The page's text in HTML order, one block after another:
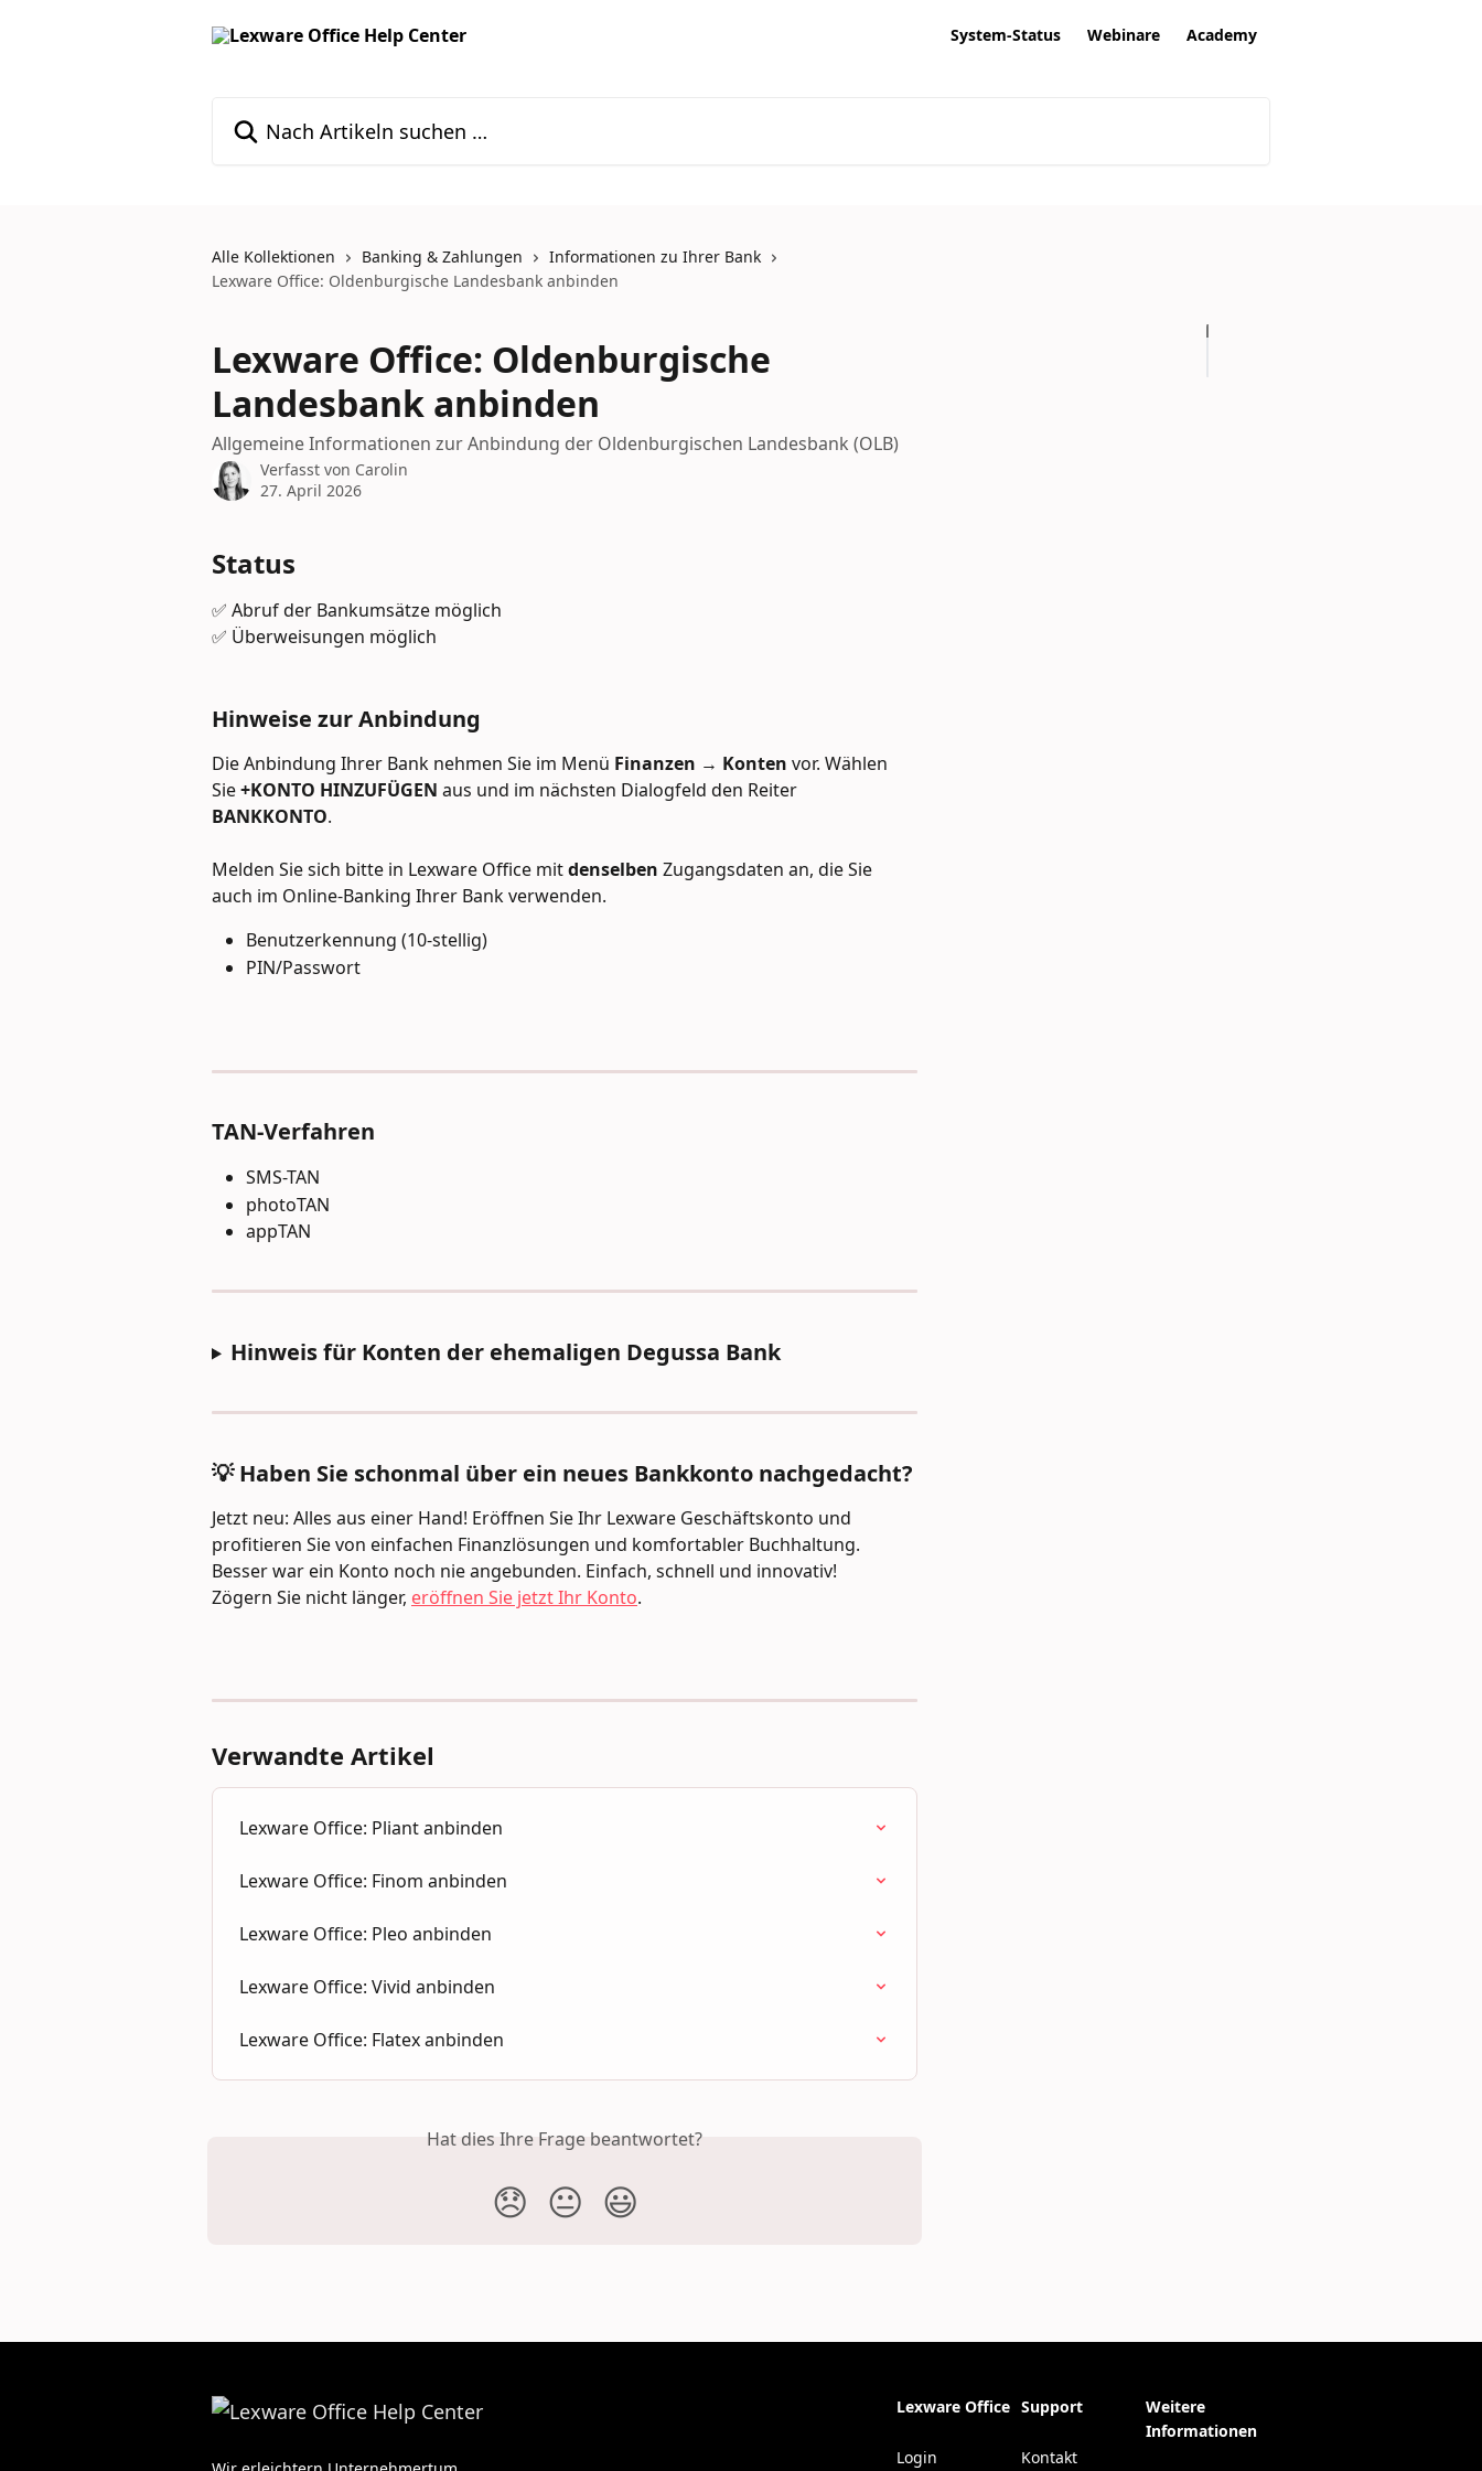
System-Status Webinare Academy
Alle Kollektionen Banking & Zahlungen
Informationen zu Ihrer Bank
Lexware Office: Oldenburgische Landesbank anbinden
Lexware Office: Oldenburgische
Landesbank anbinden
Allgemeine Informationen zur Anbindung der Oldenburgischen Landesbank (OLB)
Verfasst von Carolin
27. April 2026
Status
✅ Abruf der Bankumsätze möglich
✅ Überweisungen möglich
Hinweise zur Anbindung
Die Anbindung Ihrer Bank nehmen Sie im Menü Finanzen → Konten vor. Wählen
Sie +KONTO HINZUFÜGEN aus und im nächsten Dialogfeld den Reiter
BANKKONTO.
Melden Sie sich bitte in Lexware Office mit denselben Zugangsdaten an, die Sie
auch im Online-Banking Ihrer Bank verwenden.
Benutzerkennung (10-stellig)
PIN/Passwort
TAN-Verfahren
SMS-TAN
photoTAN
appTAN
Hinweis für Konten der ehemaligen Degussa Bank
💡 Haben Sie schonmal über ein neues Bankkonto nachgedacht?
Jetzt neu: Alles aus einer Hand! Eröffnen Sie Ihr Lexware Geschäftskonto und
profitieren Sie von einfachen Finanzlösungen und komfortabler Buchhaltung.
Besser war ein Konto noch nie angebunden. Einfach, schnell und innovativ!
Zögern Sie nicht länger, eröffnen Sie jetzt Ihr Konto.
Verwandte Artikel
Lexware Office: Pliant anbinden
Lexware Office: Finom anbinden
Lexware Office: Pleo anbinden
Lexware Office: Vivid anbinden
Lexware Office: Flatex anbinden
Hat dies Ihre Frage beantwortet?
😞 😐 😃
Lexware Office
Login
Support
Kontakt
Weitere
Informationen